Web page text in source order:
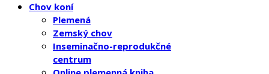
Chov koní
Plemená
Zemský chov
Inseminačno-reprodukčné
centrum